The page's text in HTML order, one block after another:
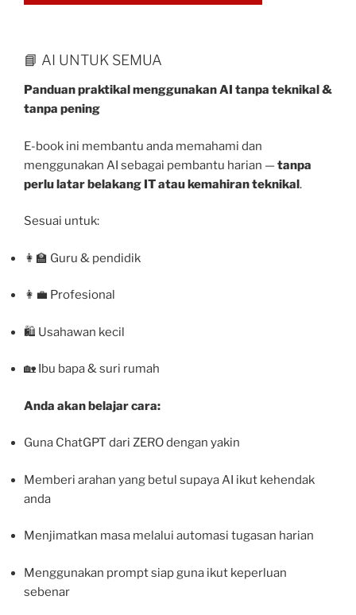
📘 AI UNTUK SEMUA
Panduan praktikal menggunakan AI tanpa teknikal &
tanpa pening
E-book ini membantu anda memahami dan
menggunakan AI sebagai pembantu harian —tanpa
perlu latar belakang IT atau kemahiran teknikal.
Sesuai untuk:
👩‍🏫 Guru & pendidik
👩‍💼 Profesional
🛍 Usahawan kecil
🏡 Ibu bapa & suri rumah
Anda akan belajar cara:
Guna ChatGPT dari ZERO dengan yakin
Memberi arahan yang betul supaya AI ikut kehendak
anda
Menjimatkan masa melalui automasi tugasan harian
Menggunakan prompt siap guna ikut keperluan
sebenar